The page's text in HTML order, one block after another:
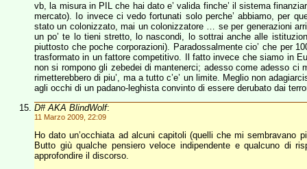
vb, la misura in PIL che hai dato e’ valida finche’ il sistema
mercato). Io invece ci vedo fortunati solo perche’ abbiamo, per
stato un colonizzato, mai un colonizzatore … se per generazioni
un po’ te lo tieni stretto, lo nascondi, lo sottrai anche alle
piuttosto che poche corporazioni). Paradossalmente cio’ che per
trasformato in un fattore competitivo. Il fatto invece che siamo in
non si rompono gli zebedei di mantenerci; adesso come adesso ci
rimetterebbero di piu’, ma a tutto c’e’ un limite. Meglio non
agli occhi di un padano-leghista convinto di essere derubato dai
D# AKA BlindWolf:
11 Marzo 2009, 22:09
Ho dato un’occhiata ad alcuni capitoli (quelli che mi sembravano
Butto giù qualche pensiero veloce indipendente e qualcuno di
approfondire il discorso.